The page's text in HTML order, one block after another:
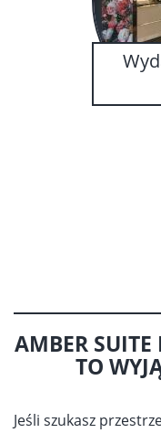
AMBER SUITE
TO
Jeśli szukasz